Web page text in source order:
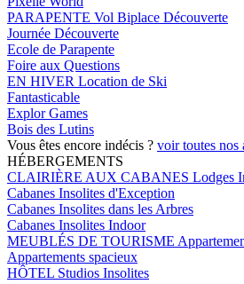
PARAPENTE Vol Biplace Découverte
Journée Découverte
Ecole de Parapente
Foire aux Questions
EN HIVER Location de Ski
Fantasticable
Explor Games
Bois des Lutins
Vous êtes encore indécis ? voir toutes nos
HÉBERGEMENTS
CLAIRIÈRE AUX CABANES Lodges
Cabanes Insolites d'Exception
Cabanes Insolites dans les Arbres
Cabanes Insolites Indoor
MEUBLÉS DE TOURISME
Appartements spacieux
HÔTEL Studios Insolites